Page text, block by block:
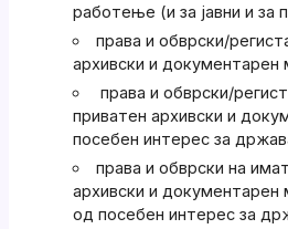
работење (и за јавни и за
права и обврски/
архивски и документарен
права и обврски/
приватен архивски и
посебен интерес за
права и обврски на
архивски и документарен
од посебен интерес за